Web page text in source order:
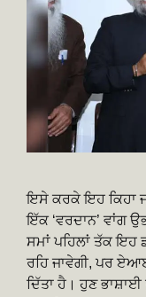
ਇਸੇ ਕਰਕੇ ਇਹ ਕਿਹਾ
ਇੱਕ ‘ਵਰਦਾਨ’ ਵਾਂਗ
ਸਮਾਂ ਪਹਿਲਾਂ ਤੱਕ ਇਹ
ਰਹਿ ਜਾਵੇਗੀ, ਪਰ
ਦਿੱਤਾ ਹੈ। ਹੁਣ